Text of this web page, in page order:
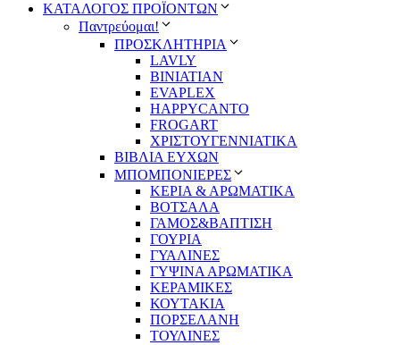
ΚΑΤΑΛΟΓΟΣ ΠΡΟΪΟΝΤΩΝ
Παντρεύομαι!
ΠΡΟΣΚΛΗΤΗΡΙΑ
LAVLY
BINIATIAN
EVAPLEX
HAPPYCANTO
FROGART
ΧΡΙΣΤΟΥΓΕΝΝΙΑΤΙΚΑ
ΒΙΒΛΙΑ ΕΥΧΩΝ
ΜΠΟΜΠΟΝΙΕΡΕΣ
ΚΕΡΙΑ & ΑΡΩΜΑΤΙΚΑ
ΒΟΤΣΑΛΑ
ΓΑΜΟΣ&ΒΑΠΤΙΣΗ
ΓΟΥΡΙΑ
ΓΥΑΛΙΝΕΣ
ΓΥΨΙΝΑ ΑΡΩΜΑΤΙΚΑ
ΚΕΡΑΜΙΚΕΣ
ΚΟΥΤΑΚΙΑ
ΠΟΡΣΕΛΑΝΗ
ΤΟΥΛΙΝΕΣ